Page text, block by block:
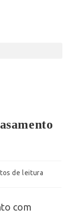
de leitura
com